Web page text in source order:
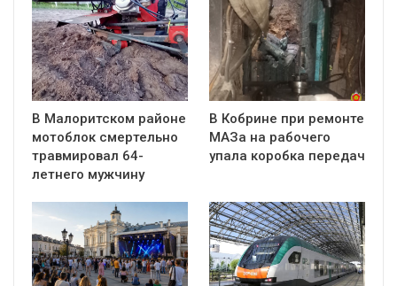
В Малоритском районе
мотоблок смертельно
травмировал 64-
летнего мужчину
В Кобрине при ремонте
МАЗа на рабочего
упала коробка передач